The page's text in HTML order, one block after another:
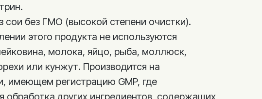
сои без ГМО (высокой степени очистки).
этого продукта не используются
молока, яйцо, рыба, моллюск,
или кунжут. Производится на
имеющем регистрацию GMP, где
обработка других ингредиентов, содержащих